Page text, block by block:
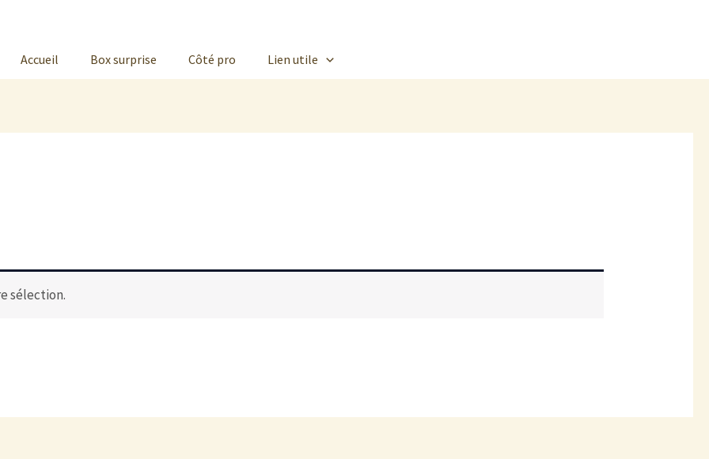
Accueil Box surprise Côté pro Lien utile
sélection.